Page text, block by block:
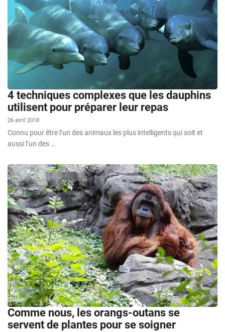
4 techniques complexes que les dauphins
utilisent pour préparer leur repas
26 avril 2018
Connu pour être l’un des animaux les plus intelligents qui soit et
aussi l’un des …
Comme nous, les orangs-outans se
servent de plantes pour se soigner